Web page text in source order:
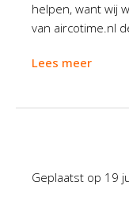
helpen, want wij
van aircotime.nl
Lees meer
Geplaatst op 19